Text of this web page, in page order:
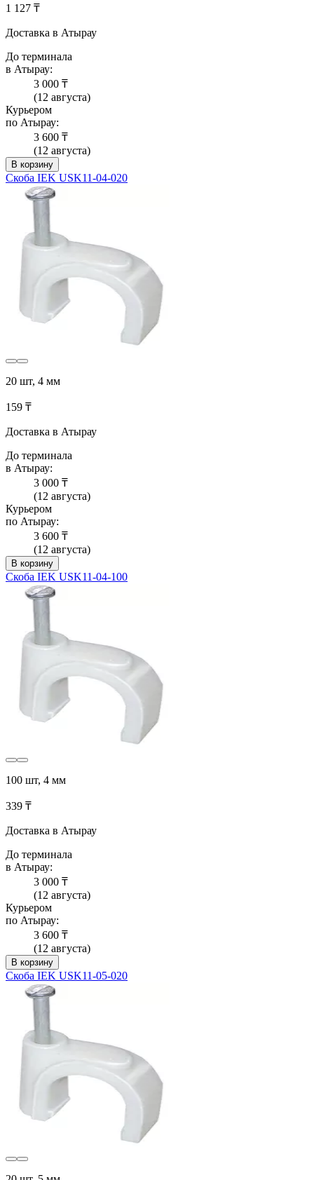
1 127 ₸
Доставка в Атырау
До терминала
в Атырау:
3 000 ₸
(12 августа)
Курьером
по Атырау:
3 600 ₸
(12 августа)
В корзину
Скоба IEK USK11-04-020
20 шт, 4 мм
159 ₸
Доставка в Атырау
До терминала
в Атырау:
3 000 ₸
(12 августа)
Курьером
по Атырау:
3 600 ₸
(12 августа)
В корзину
Скоба IEK USK11-04-100
100 шт, 4 мм
339 ₸
Доставка в Атырау
До терминала
в Атырау:
3 000 ₸
(12 августа)
Курьером
по Атырау:
3 600 ₸
(12 августа)
В корзину
Скоба IEK USK11-05-020